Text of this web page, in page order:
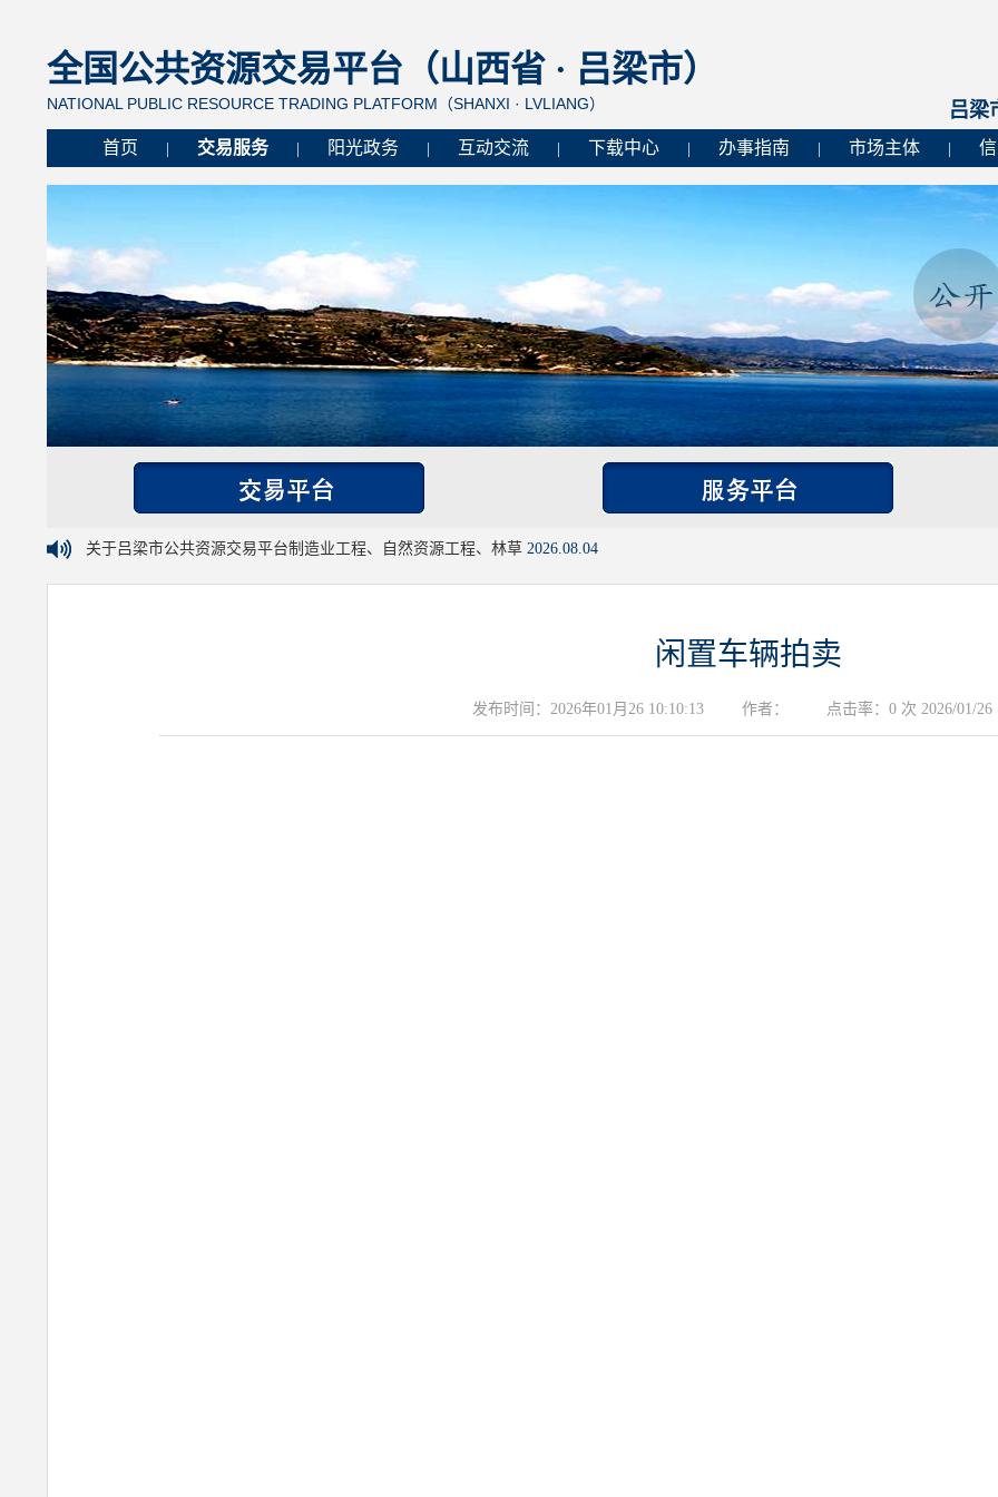
全国公共资源交易平台（山西省 · 吕梁市）
NATIONAL PUBLIC RESOURCE TRADING PLATFORM（SHANXI · LVLIANG） 吕梁
首页 交易服务 阳光政务 互动交流 下载中心 办事指南 市场主体
关于吕梁市公共资源交易平台制造业工程、自然资源工程、林草 2026.08.04
闲置车辆拍卖
发布时间：2026年01月26 10:10:13 作者： 点击率：0 次 2026/01/26